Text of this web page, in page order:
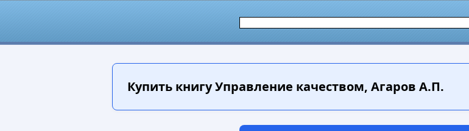
Купить книгуУправление качеством, Агаров А.П.